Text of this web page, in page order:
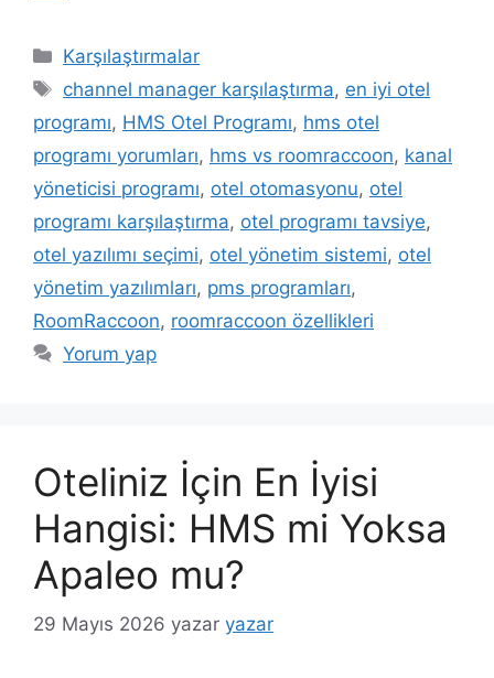
Kategoriler
Karşılaştırmalar
Etiketler
channel manager karşılaştırma, en iyi otel
programı, HMS Otel Programı, hms otel
programı yorumları, hms vs roomraccoon, kanal
yöneticisi programı, otel otomasyonu, otel
programı karşılaştırma, otel programı tavsiye,
otel yazılımı seçimi, otel yönetim sistemi, otel
yönetim yazılımları, pms programları,
RoomRaccoon, roomraccoon özellikleri
Yorum yap
Oteliniz İçin En İyisi
Hangisi: HMS mi Yoksa
Apaleo mu?
29 Mayıs 2026 yazar yazar